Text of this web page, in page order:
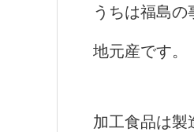
うちは福島
地元産です。
加工食品は製